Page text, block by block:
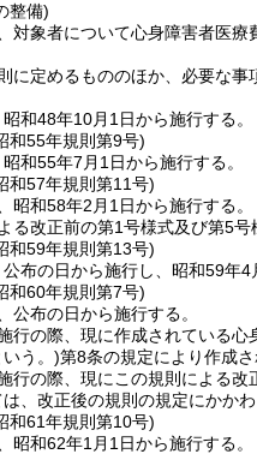
整備)
対象者について心身障害者医療
に定めるもののほか、必要な事
和48年10月1日から施行する。
和55年規則第9号)
和55年7月1日から施行する。
和57年規則第11号)
昭和58年2月1日から施行する。
る改正前の第1号様式及び第5
和59年規則第13号)
布の日から施行し、昭和59年4
和60年規則第7号)
公布の日から施行する。
行の際、現に作成されている
う。)第8条の規定により作成
行の際、現にこの規則による
、改正後の規則の規定にかか
和61年規則第10号)
昭和62年1月1日から施行する。